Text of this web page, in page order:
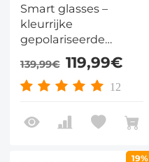
Smart glasses –
kleurrijke
gepolariseerde
zonnebril met
camera, 8MP Sony,
1200P, foto’s tot
stabilisatie, UV400 en
AI-vertaling –
139,99€ 119,99€
12
19%